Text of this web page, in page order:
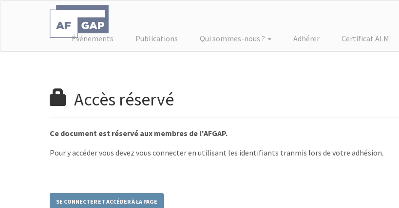
Événements Publications Qui sommes-nous ? Adhérer Certificat ALM
Accès réservé
Ce document est réservé aux membres de l'AFGAP.
Pour y accéder vous devez vous connecter en utilisant les identifiants tranmis lors de votre adhésion.
SE CONNECTER ET ACCÉDER À LA PAGE